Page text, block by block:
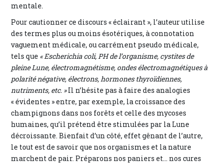
mentale.
Pour cautionner ce discours « éclairant », l’auteur utilise
des termes plus ou moins ésotériques, à connotation
vaguement médicale, ou carrément pseudo médicale,
tels que « Escherichia coli, PH de l’organisme, cystites de
pleine Lune, électromagnétisme, ondes électromagnétiques à
polarité négative, électrons, hormones thyroïdiennes,
nutriments, etc. »Il n’hésite pas à faire des analogies
« évidentes » entre, par exemple, la croissance des
champignons dans nos forêts et celle des mycoses
humaines, qu’il prétend être stimulées par la Lune
décroissante. Bienfait d’un côté, effet gênant de l’autre,
le tout est de savoir que nos organismes et la nature
marchent de pair. Préparons nos paniers et… nos cures